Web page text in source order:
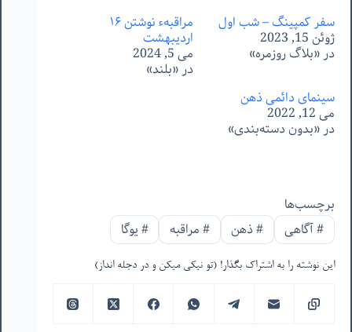
سفر کمپینگ – شب اول
ژوئن 15, 2023
در «بلاگ روزمره»
مراقبهء نوشتن ۱۶
اردیبهشت
می 5, 2024
در «بلند»
سینمای دائمی ذهن
می 12, 2022
در «بدون دسته‌بندی»
برچسب‌ها
#آگاهی #ذهن #مراقبه #یوگا
این نوشته را به اشتراک بگذار! (تو نیکی میکن و در دجله انداز)